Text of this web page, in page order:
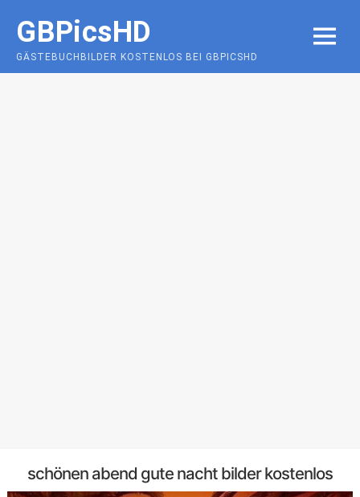
content
GBPicsHD
GÄSTEBUCHBILDER KOSTENLOS BEI GBPICSHD
MENU
schönen abend gute nacht bilder kostenlos